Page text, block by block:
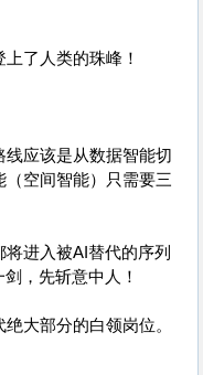
了人类的珠峰！
应该是从数据智能切
空间智能）只需要三
进入被AI替代的序列
，先斩意中人！
大部分的白领岗位。